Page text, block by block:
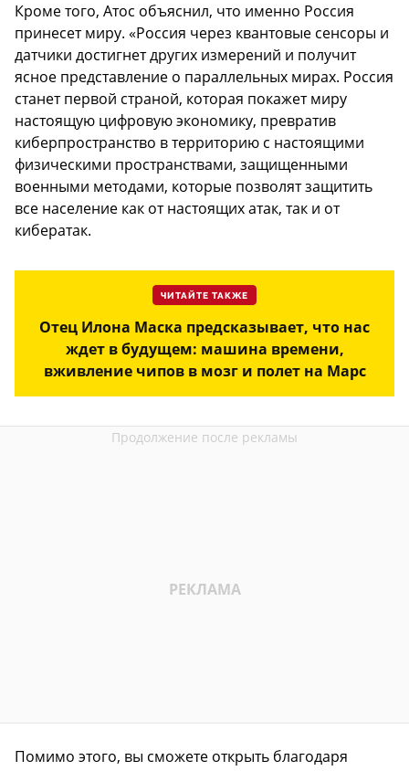
Кроме того, Атос объяснил, что именно Россия
принесет миру. «Россия через квантовые сенсоры и
датчики достигнет других измерений и получит
ясное представление о параллельных мирах. Россия
станет первой страной, которая покажет миру
настоящую цифровую экономику, превратив
киберпространство в территорию с настоящими
физическими пространствами, защищенными
военными методами, которые позволят защитить
все население как от настоящих атак, так и от
кибератак.
ЧИТАЙТЕ ТАКЖЕ
Отец Илона Маска предсказывает, что нас
ждет в будущем: машина времени,
вживление чипов в мозг и полет на Марс
Помимо этого, вы сможете открыть благодаря